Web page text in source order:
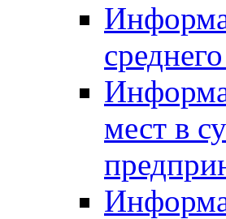
мест в